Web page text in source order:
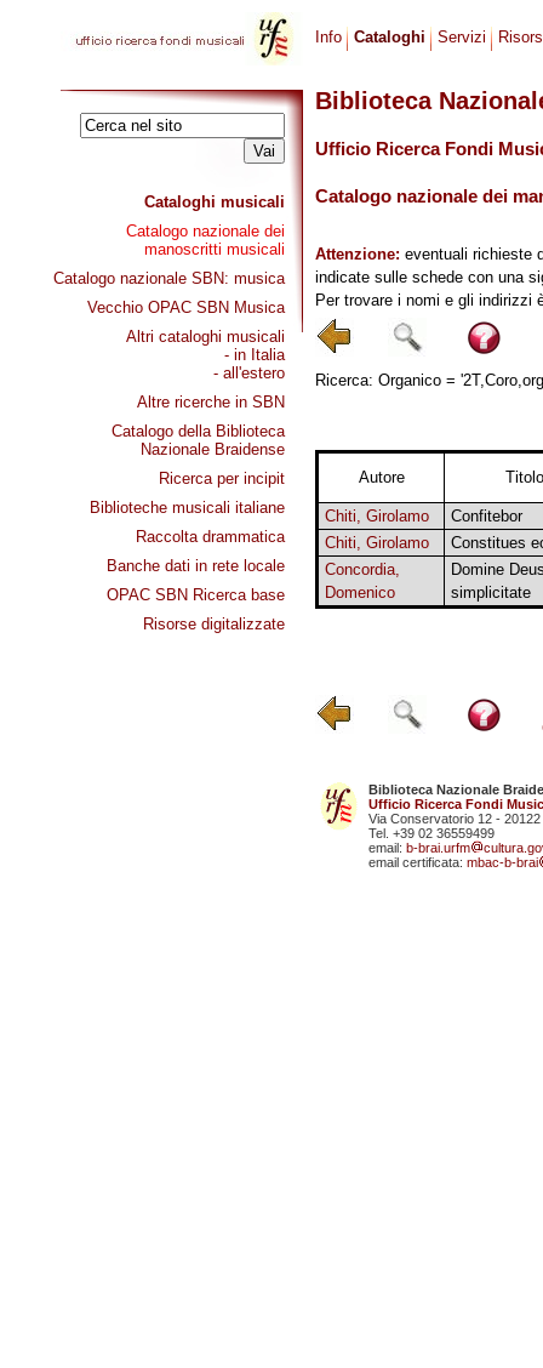
Cataloghi musicali
Catalogo nazionale dei
manoscritti musicali
Catalogo nazionale SBN: musica
Vecchio OPAC SBN Musica
Altri cataloghi musicali
- in Italia
- all'estero
Altre ricerche in SBN
Catalogo della Biblioteca
Nazionale Braidense
Ricerca per incipit
Biblioteche musicali italiane
Raccolta drammatica
Banche dati in rete locale
OPAC SBN Ricerca base
Risorse digitalizzate
Info Cataloghi Servizi
Biblioteca
Ufficio Ricerca Fondi
Catalogo nazionale dei
Attenzione: eventuali richieste
indicate sulle schede con una
Per trovare i nomi e gli indirizzi
Ricerca: Organico =
Autore Titolo
Chiti, Girolamo
Confitebor
Chiti, Girolamo
Constitues
Concordia,
Domenico
Domine
simplicitate
Biblioteca Nazionale
Ufficio Ricerca Fondi
Via Conservatorio 12 - 20122
Tel. +39 02 36559499
email: b-brai.urfm
email certificata: mbac-b-brai